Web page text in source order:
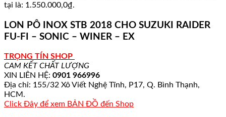
tại là: 1.550.000,0₫.
LON PÔ INOX STB 2018 CHO SUZUKI RAIDER
FU-FI – SONIC – WINER – EX
TRỌNG TÍN SHOP
CAM KẾT CHẤT LƯỢNG
XIN LIÊN HỆ: 0901 966996
Địa chỉ: 155/32 Xô Viết Nghệ Tĩnh, P17, Q. Bình Thạnh,
HCM.
Click Đây để xem BẢN ĐỒ đến Shop